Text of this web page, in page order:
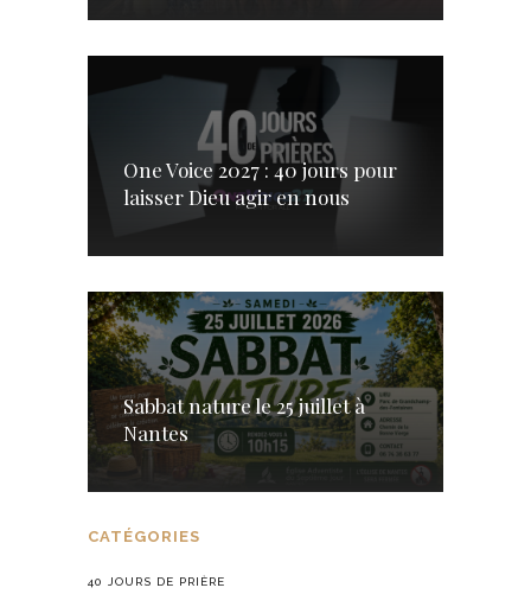
One Voice 2027 : 40 jours pour
laisser Dieu agir en nous
Sabbat nature le 25 juillet à
Nantes
CATÉGORIES
40 JOURS DE PRIÈRE